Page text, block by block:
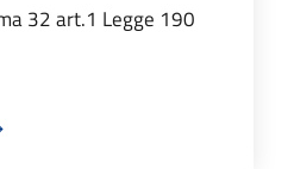
32 art.1 Legge 190